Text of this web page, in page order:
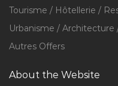
Tourisme / Hôtellerie /
Urbanisme /
Autres Offers
About the Website